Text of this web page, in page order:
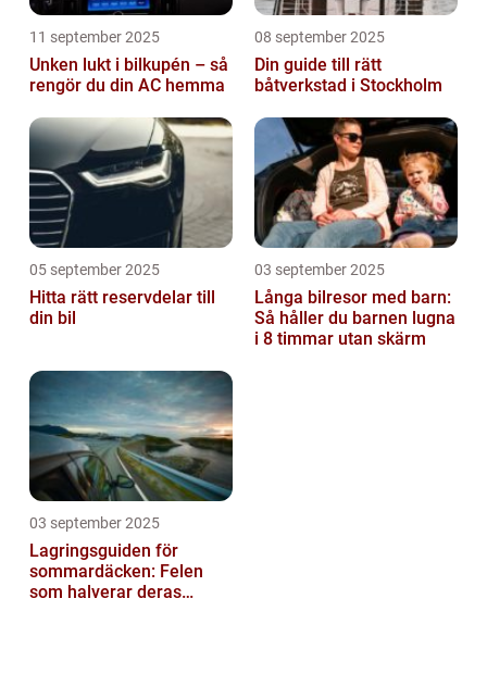
11 september 2025
Unken lukt i bilkupén – så
rengör du din AC hemma
08 september 2025
Din guide till rätt
båtverkstad i Stockholm
05 september 2025
Hitta rätt reservdelar till
din bil
03 september 2025
Långa bilresor med barn:
Så håller du barnen lugna
i 8 timmar utan skärm
03 september 2025
Lagringsguiden för
sommardäcken: Felen
som halverar deras